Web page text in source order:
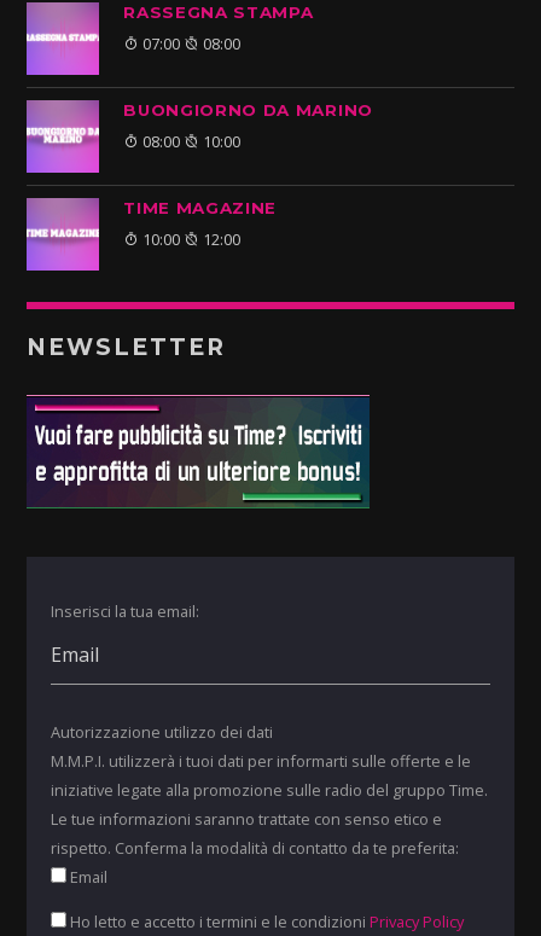
RASSEGNA STAMPA
07:00 08:00
BUONGIORNO DA MARINO
08:00 10:00
TIME MAGAZINE
10:00 12:00
NEWSLETTER
Inserisci la tua email:
Autorizzazione utilizzo dei dati
M.M.P.I. utilizzerà i tuoi dati per informarti sulle offerte e le
iniziative legate alla promozione sulle radio del gruppo Time.
Le tue informazioni saranno trattate con senso etico e
rispetto. Conferma la modalità di contatto da te preferita:
Email
Ho letto e accetto i termini e le condizioni Privacy Policy